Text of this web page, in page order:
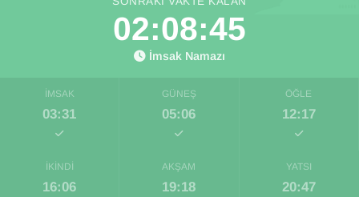
02:08:44
İmsak Namazı
İMSAK
03:31
GÜNEŞ
05:06
ÖĞLE
12:17
İKINDI
16:06
AKŞAM
19:18
YATSI
20:47